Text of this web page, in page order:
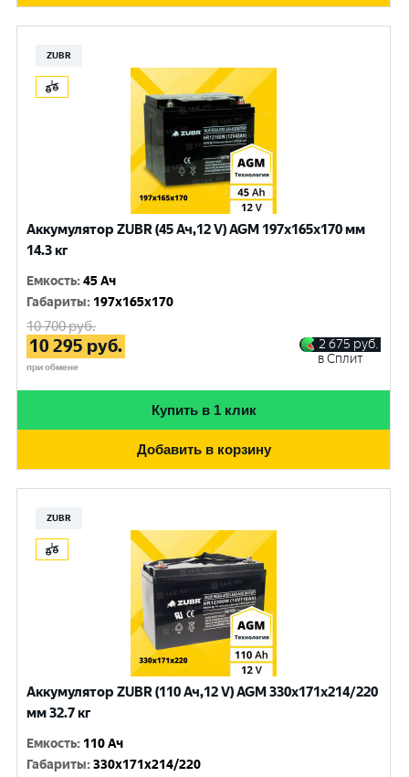
ZUBR
Аккумулятор ZUBR (45 Ач,12 V) AGM 197x165x170 мм
14.3 кг
Емкость:45 Ач
Габариты: 197x165x170
10 700руб.
10 295 руб.
при обмене
2 675 руб.
в Сплит
Купить в 1 клик
Добавить в корзину
ZUBR
Аккумулятор ZUBR (110 Ач,12 V) AGM 330x171x214/220
мм 32.7 кг
Емкость: 110 Ач
Габариты:330x171x214/220